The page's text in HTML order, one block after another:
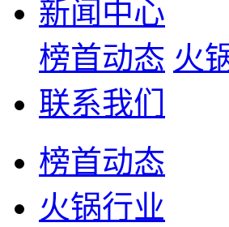
新闻中心
榜首动态 火
联系我们
榜首动态
火锅行业